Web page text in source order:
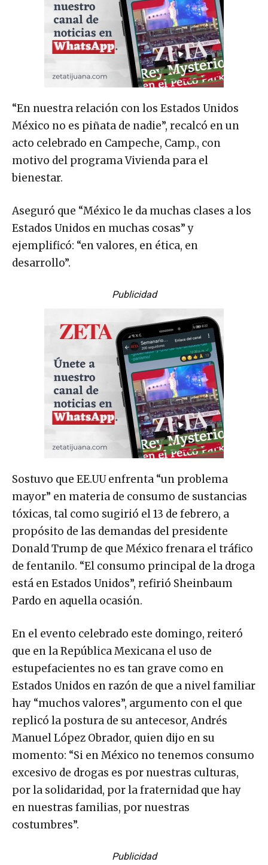
“En nuestra relación con los Estados Unidos
México no es piñata de nadie”, recalcó en un
acto celebrado en Campeche, Camp., con
motivo del programa Vivienda para el
bienestar.
Aseguró que “México le da muchas clases a los
Estados Unidos en muchas cosas” y
ejemplificó: “en valores, en ética, en
desarrollo”.
Publicidad
Sostuvo que EE.UU enfrenta “un problema
mayor” en materia de consumo de sustancias
tóxicas, tal como sugirió el 13 de febrero, a
propósito de las demandas del presidente
Donald Trump de que México frenara el tráfico
de fentanilo. “El consumo principal de la droga
está en Estados Unidos”, refirió Sheinbaum
Pardo en aquella ocasión.
En el evento celebrado este domingo, reiteró
que en la República Mexicana el uso de
estupefacientes no es tan grave como en
Estados Unidos en razón de que a nivel familiar
hay “muchos valores”, argumento con el que
replicó la postura de su antecesor, Andrés
Manuel López Obrador, quien dijo en su
momento: “Si en México no tenemos consumo
excesivo de drogas es por nuestras culturas,
por la solidaridad, por la fraternidad que hay
en nuestras familias, por nuestras
costumbres”.
Publicidad